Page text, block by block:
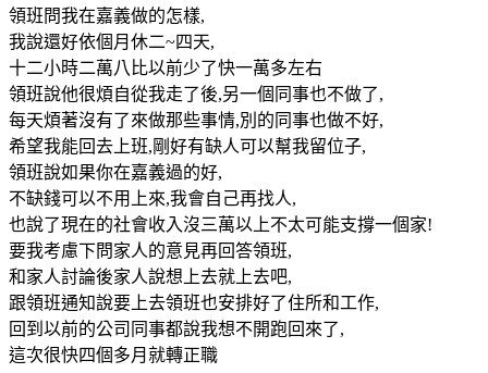
領班問我在嘉義做的怎樣,
我說還好依個月休二~四天,
十二小時二萬八比以前少了快一萬多左右
領班說他很煩自從我走了後,另一個同事也不做了,
每天煩著沒有了來做那些事情,別的同事也做不好,
希望我能回去上班,剛好有缺人可以幫我留位子,
領班說如果你在嘉義過的好,
不缺錢可以不用上來,我會自己再找人,
也說了現在的社會收入沒三萬以上不太可能支撐一個家!
要我考慮下問家人的意見再回答領班,
和家人討論後家人說想上去就上去吧,
跟領班通知說要上去領班也安排好了住所和工作,
回到以前的公司同事都說我想不開跑回來了,
這次很快四個多月就轉正職